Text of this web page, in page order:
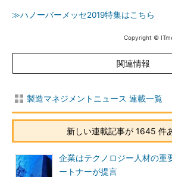
≫ハノーバーメッセ2019特集はこちら
Copyright ©
関連情報
製造マネジメントニュース 連載一覧
新しい連載記事が 1645 件
企業はテクノロジー人材の重
ートナーが提言